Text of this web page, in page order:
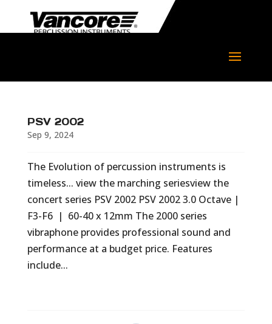
PSV 2002
Sep 9, 2024
The Evolution of percussion instruments is
timeless... view the marching seriesview the
concert series PSV 2002 PSV 2002 3.0 Octave |
F3-F6 | 60-40 x 12mm The 2000 series
vibraphone provides professional sound and
performance at a budget price. Features
include...